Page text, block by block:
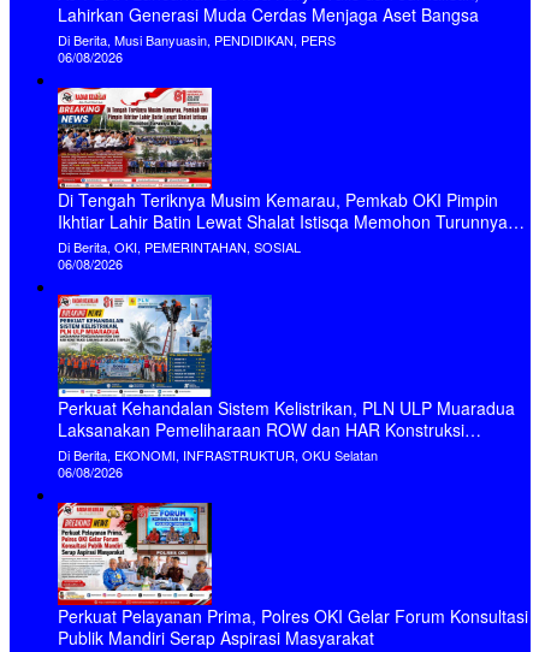
Lahirkan Generasi Muda Cerdas Menjaga Aset Bangsa
Di Berita, Musi Banyuasin, PENDIDIKAN, PERS
06/08/2026
Di Tengah Teriknya Musim Kemarau, Pemkab OKI Pimpin
Ikhtiar Lahir Batin Lewat Shalat Istisqa Memohon Turunnya
Hujan
Di Berita, OKI, PEMERINTAHAN, SOSIAL
06/08/2026
Perkuat Kehandalan Sistem Kelistrikan, PLN ULP Muaradua
Laksanakan Pemeliharaan ROW dan HAR Konstruksi
Gabungan Secara Terpadu
Di Berita, EKONOMI, INFRASTRUKTUR, OKU Selatan
06/08/2026
Perkuat Pelayanan Prima, Polres OKI Gelar Forum Konsultasi
Publik Mandiri Serap Aspirasi Masyarakat